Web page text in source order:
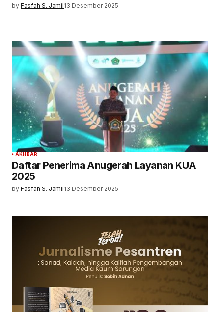
by Fasfah S. Jamil13 Desember 2025
AKHBAR
Daftar Penerima Anugerah Layanan KUA
2025
by Fasfah S. Jamil13 Desember 2025